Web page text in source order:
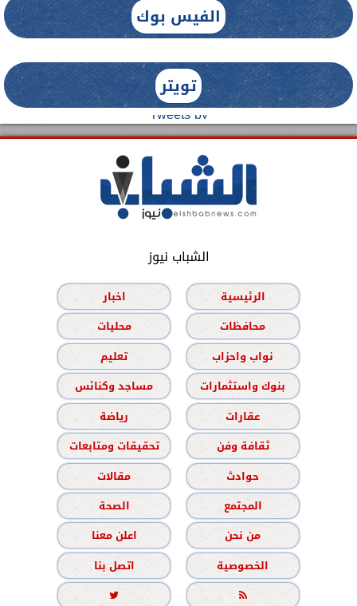
الفيس بوك
تويتر
Tweets by
الشباب نيوز
الرئيسية
اخبار
محافظات
محليات
نواب واحزاب
تعليم
بنوك واستثمارات
مساجد وكنائس
عقارات
رياضة
ثقافة وفن
تحقيقات ومتابعات
حوادث
مقالات
المجتمع
الصحة
من نحن
اعلن معنا
الخصوصية
اتصل بنا

